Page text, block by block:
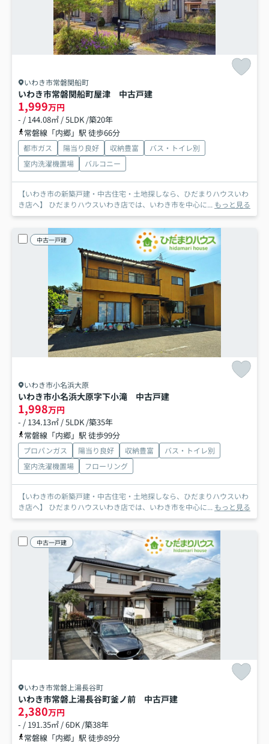
いわき市常磐関船町
いわき市常磐関船町屋津 中古戸建
1,999万円
- / 144.08㎡ / 5LDK /築20年
常磐線「内郷」駅 徒歩66分
都市ガス 陽当り良好 収納豊富
バス・トイレ別
室内洗濯機置場
バルコニー
【いわき市の新築戸建・中古住宅・土地探しなら、ひだまりハウスいわ
き店へ】 ひだまりハウスいわき店では、いわき市を中心に... もっと見る
中古一戸建
いわき市小名浜大原
いわき市小名浜大原字下小滝 中古戸建
1,998万円
- / 134.13㎡ / 5LDK /築35年
常磐線「内郷」駅 徒歩99分
プロパンガス 陽当り良好 収納豊富
バス・トイレ別
室内洗濯機置場
フローリング
【いわき市の新築戸建・中古住宅・土地探しなら、ひだまりハウスいわ
き店へ】 ひだまりハウスいわき店では、いわき市を中心に... もっと見る
中古一戸建
いわき市常磐上湯長谷町
いわき市常磐上湯長谷町釜ノ前 中古戸建
2,380万円
- / 191.35㎡ / 6DK /築38年
常磐線「内郷」駅 徒歩89分